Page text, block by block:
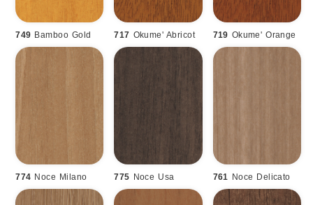
749 Bamboo Gold 717 Okume' Abricot 719 Okume' Orange
774 Noce Milano 775 Noce Usa 761 Noce Delicato